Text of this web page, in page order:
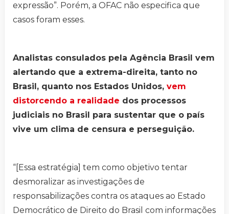
expressão”. Porém, a OFAC não especifica que
casos foram esses.
Analistas consulados pela Agência Brasil vem
alertando que a extrema-direita, tanto no
Brasil, quanto nos Estados Unidos, vem
distorcendo a realidade dos processos
judiciais no Brasil para sustentar que o país
vive um clima de censura e perseguição.
“[Essa estratégia] tem como objetivo tentar
desmoralizar as investigações de
responsabilizações contra os ataques ao Estado
Democrático de Direito do Brasil com informações